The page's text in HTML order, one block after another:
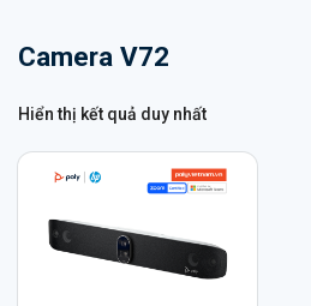
Camera V72
Hiển thị kết quả duy nhất